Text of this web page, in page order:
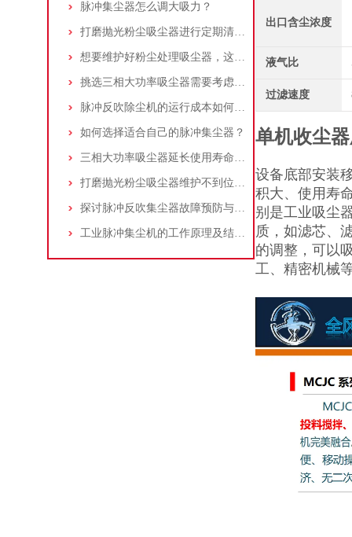
脉冲集尘器怎么调大吸力？
打磨抛光粉尘吸尘器进行定期清理的重要性
想要维护好粉尘处理吸尘器，这几个措施真的很重要！
挑选三相大功率吸尘器需要考虑哪些问题？
脉冲反吹除尘机的运行成本如何控制和优化？
如何选择适合自己的脉冲集尘器？
三相大功率吸尘器延长使用寿命的建议
打磨抛光粉尘吸尘器维护不到位，那是你没有注意这些而已！
探讨脉冲反吹集尘器故障预防与维护要点
工业脉冲集尘机的工作原理及结构特点说明
出口含尘浓度
液气比
过滤速度
单机收尘
设备底部安装
积大、使用寿
别是工业吸尘
质，如滤芯、
的调整，可以
工、精密机械